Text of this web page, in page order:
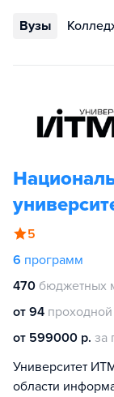
Вузы
5
6 программ
470 бюджетных
от 94
от 599000 р. за
Университет
области